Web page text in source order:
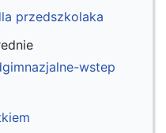
przedszkolaka
wstep